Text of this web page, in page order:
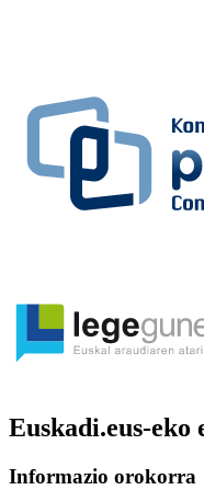
Euskadi.eus-
Informazio orokorra